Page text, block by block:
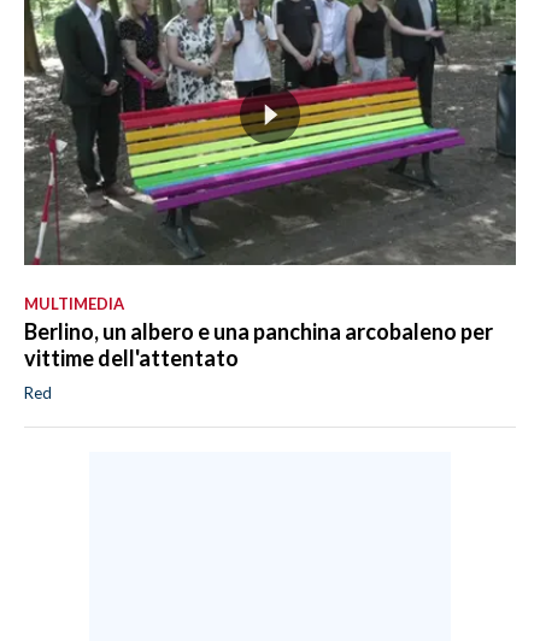
MULTIMEDIA
Berlino, un albero e una panchina arcobaleno per
vittime dell'attentato
Red